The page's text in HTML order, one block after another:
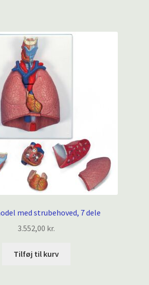
med strubehoved, 7 dele
3.552,00 kr.
Tilføj til kurv